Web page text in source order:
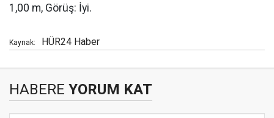
1,00 m, Görüş: İyi.
Kaynak: HÜR24 Haber
HABERE YORUM KAT